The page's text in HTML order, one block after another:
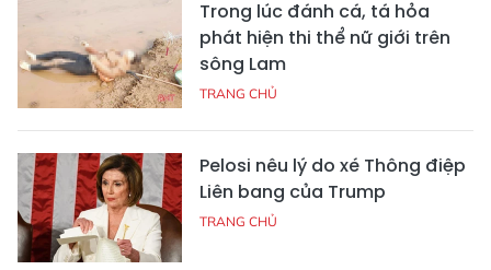
Trong lúc đánh cá, tá hỏa
phát hiện thi thể nữ giới trên
sông Lam
TRANG CHỦ
Pelosi nêu lý do xé Thông điệp
Liên bang của Trump
TRANG CHỦ